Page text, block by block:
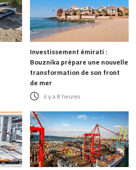
Investissement émirati :
Bouznika prépare une nouvelle
transformation de son front
de mer
il y a 8 heures